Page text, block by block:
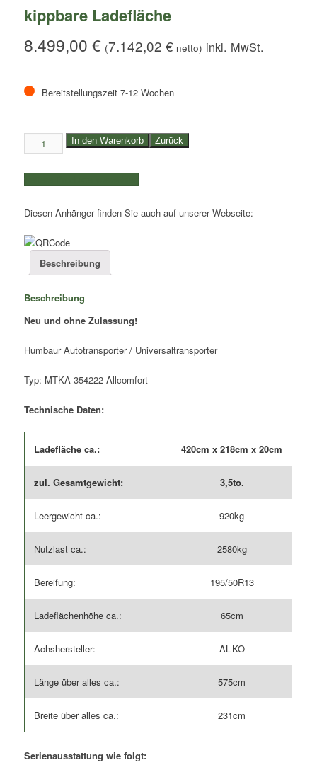
kippbare Ladefläche
8.499,00€ (7.142,02€ netto)
Bereitstellungszeit 7-12 Wochen
3,5to.
Humbaur
Universaltransporter
|
354222
|
kippbare
Ladefläche
In den Warenkorb Zurück
Diesen Anhänger finden Sie auch auf unserer Webseite:
Beschreibung
Beschreibung
Neu und ohne Zulassung!
Humbaur Autotransporter / Universaltransporter
Typ: MTKA 354222 Allcomfort
Technische Daten:
Ladefläche ca.: 420cm x 218cm x 20cm
zul. Gesamtgewicht: 3,5to.
Leergewicht ca.: 920kg
Nutzlast ca.: 2580kg
Bereifung: 195/50R13
Ladeflächenhöhe ca.: 65cm
Achshersteller: AL-KO
Länge über alles ca.: 575cm
Breite über alles ca.: 231cm
Serienausstattung wie folgt: